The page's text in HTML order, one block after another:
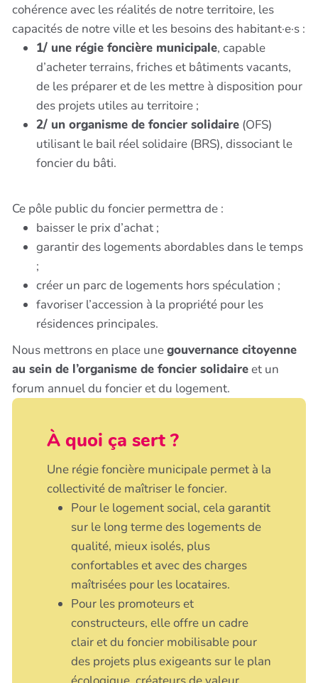
cohérence avec les réalités de notre territoire, les
capacités de notre ville et les besoins des habitant·e·s :
1/ une régie foncière municipale, capable
d’acheter terrains, friches et bâtiments vacants,
de les préparer et de les mettre à disposition pour
des projets utiles au territoire ;
2/ un organisme de foncier solidaire (OFS)
utilisant le bail réel solidaire (BRS), dissociant le
foncier du bâti.
Ce pôle public du foncier permettra de :
baisser le prix d’achat ;
garantir des logements abordables dans le temps
;
créer un parc de logements hors spéculation ;
favoriser l’accession à la propriété pour les
résidences principales.
Nous mettrons en place unegouvernance citoyenne
au sein de l’organisme de foncier solidaireet un
forum annuel du foncier et du logement.
À quoi ça sert ?
Une régie foncière municipale permet à la
collectivité de maîtriser le foncier.
Pour le logement social, cela garantit
sur le long terme des logements de
qualité, mieux isolés, plus
confortables et avec des charges
maîtrisées pour les locataires.
Pour les promoteurs et
constructeurs, elle offre un cadre
clair et du foncier mobilisable pour
des projets plus exigeants sur le plan